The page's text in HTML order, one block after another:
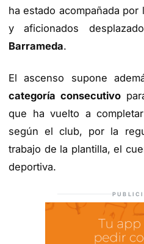
ha estado acompañada
y aficionados
Barrameda.
El ascenso supone
categoría consecutivo
que ha vuelto a
según el club, por la
trabajo de la plantilla, el
deportiva.